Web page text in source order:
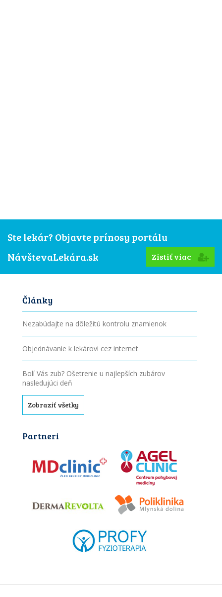
Ste lekár? Objavte prínosy portálu
NávštevaLekára.sk
Zistiť viac
Články
Nezabúdajte na dôležitú kontrolu znamienok
Objednávanie k lekárovi cez internet
Bolí Vás zub? Ošetrenie u najlepších zubárov
nasledujúci deň
Zobraziť všetky
Partneri